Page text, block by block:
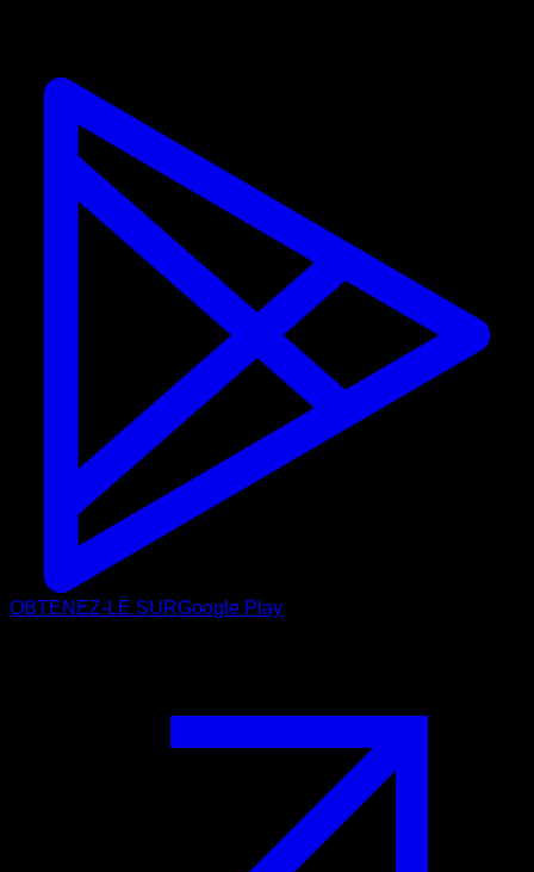
OBTENEZ-LE SURGoogle Play